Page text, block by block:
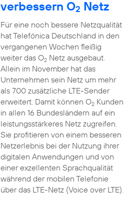
verbessern O2 Netz
Für eine noch bessere Netzqualität
hat Telefónica Deutschland in den
vergangenen Wochen fleißig
weiter das O2Netz ausgebaut.
Allein im November hat das
Unternehmen sein Netz um mehr
als 700 zusätzliche LTE-Sender
erweitert. Damit können O2Kunden
in allen 16 Bundesländern auf ein
leistungsstärkeres Netz zugreifen.
Sie profitieren von einem besseren
Netzerlebnis bei der Nutzung ihrer
digitalen Anwendungen und von
einer exzellenten Sprachqualität
während der mobilen Telefonie
über das LTE-Netz (Voice over LTE).